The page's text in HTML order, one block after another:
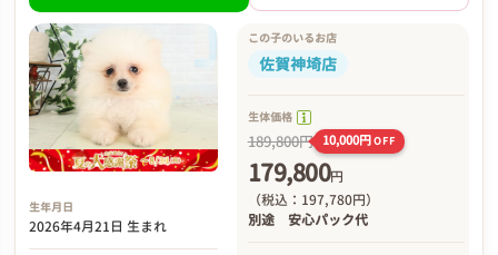
生年月日
2026年4月21日 生まれ
この子のいるお店
佐賀神埼店
生体価格
189,800円 10,000円OFF
179,800円
（税込：197,780円）
別途 安心パック代